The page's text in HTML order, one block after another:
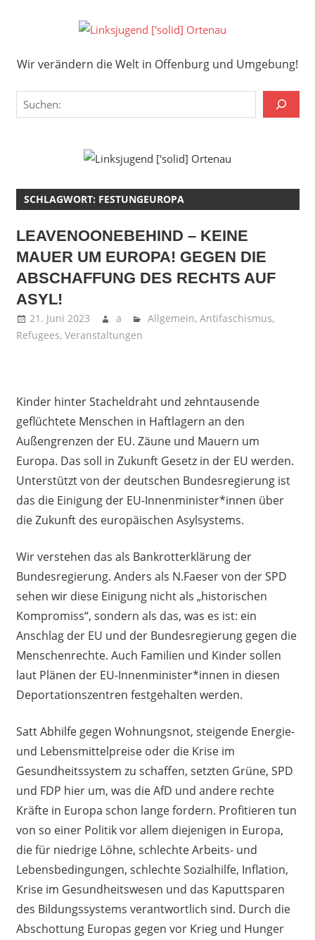
Wir verändern die Welt in Offenburg und Umgebung!
SCHLAGWORT: FESTUNGEUROPA
LEAVENOONEBEHIND – KEINE
MAUER UM EUROPA! GEGEN DIE
ABSCHAFFUNG DES RECHTS AUF
ASYL!
21. Juni 2023 a Allgemein,Antifaschismus,
Refugees, Veranstaltungen
Kinder hinter Stacheldraht und zehntausende
geflüchtete Menschen in Haftlagern an den
Außengrenzen der EU. Zäune und Mauern um
Europa. Das soll in Zukunft Gesetz in der EU werden.
Unterstützt von der deutschen Bundesregierung ist
das die Einigung der EU-Innenminister*innen über
die Zukunft des europäischen Asylsystems.
Wir verstehen das als Bankrotterklärung der
Bundesregierung. Anders als N.Faeser von der SPD
sehen wir diese Einigung nicht als „historischen
Kompromiss“, sondern als das, was es ist: ein
Anschlag der EU und der Bundesregierung gegen die
Menschenrechte. Auch Familien und Kinder sollen
laut Plänen der EU-Innenminister*innen in diesen
Deportationszentren festgehalten werden.
Satt Abhilfe gegen Wohnungsnot, steigende Energie-
und Lebensmittelpreise oder die Krise im
Gesundheitssystem zu schaffen, setzten Grüne, SPD
und FDP hier um, was die AfD und andere rechte
Kräfte in Europa schon lange fordern. Profitieren tun
von so einer Politik vor allem diejenigen in Europa,
die für niedrige Löhne, schlechte Arbeits- und
Lebensbedingungen, schlechte Sozialhilfe, Inflation,
Krise im Gesundheitswesen und das Kaputtsparen
des Bildungssystems verantwortlich sind. Durch die
Abschottung Europas gegen vor Krieg und Hunger